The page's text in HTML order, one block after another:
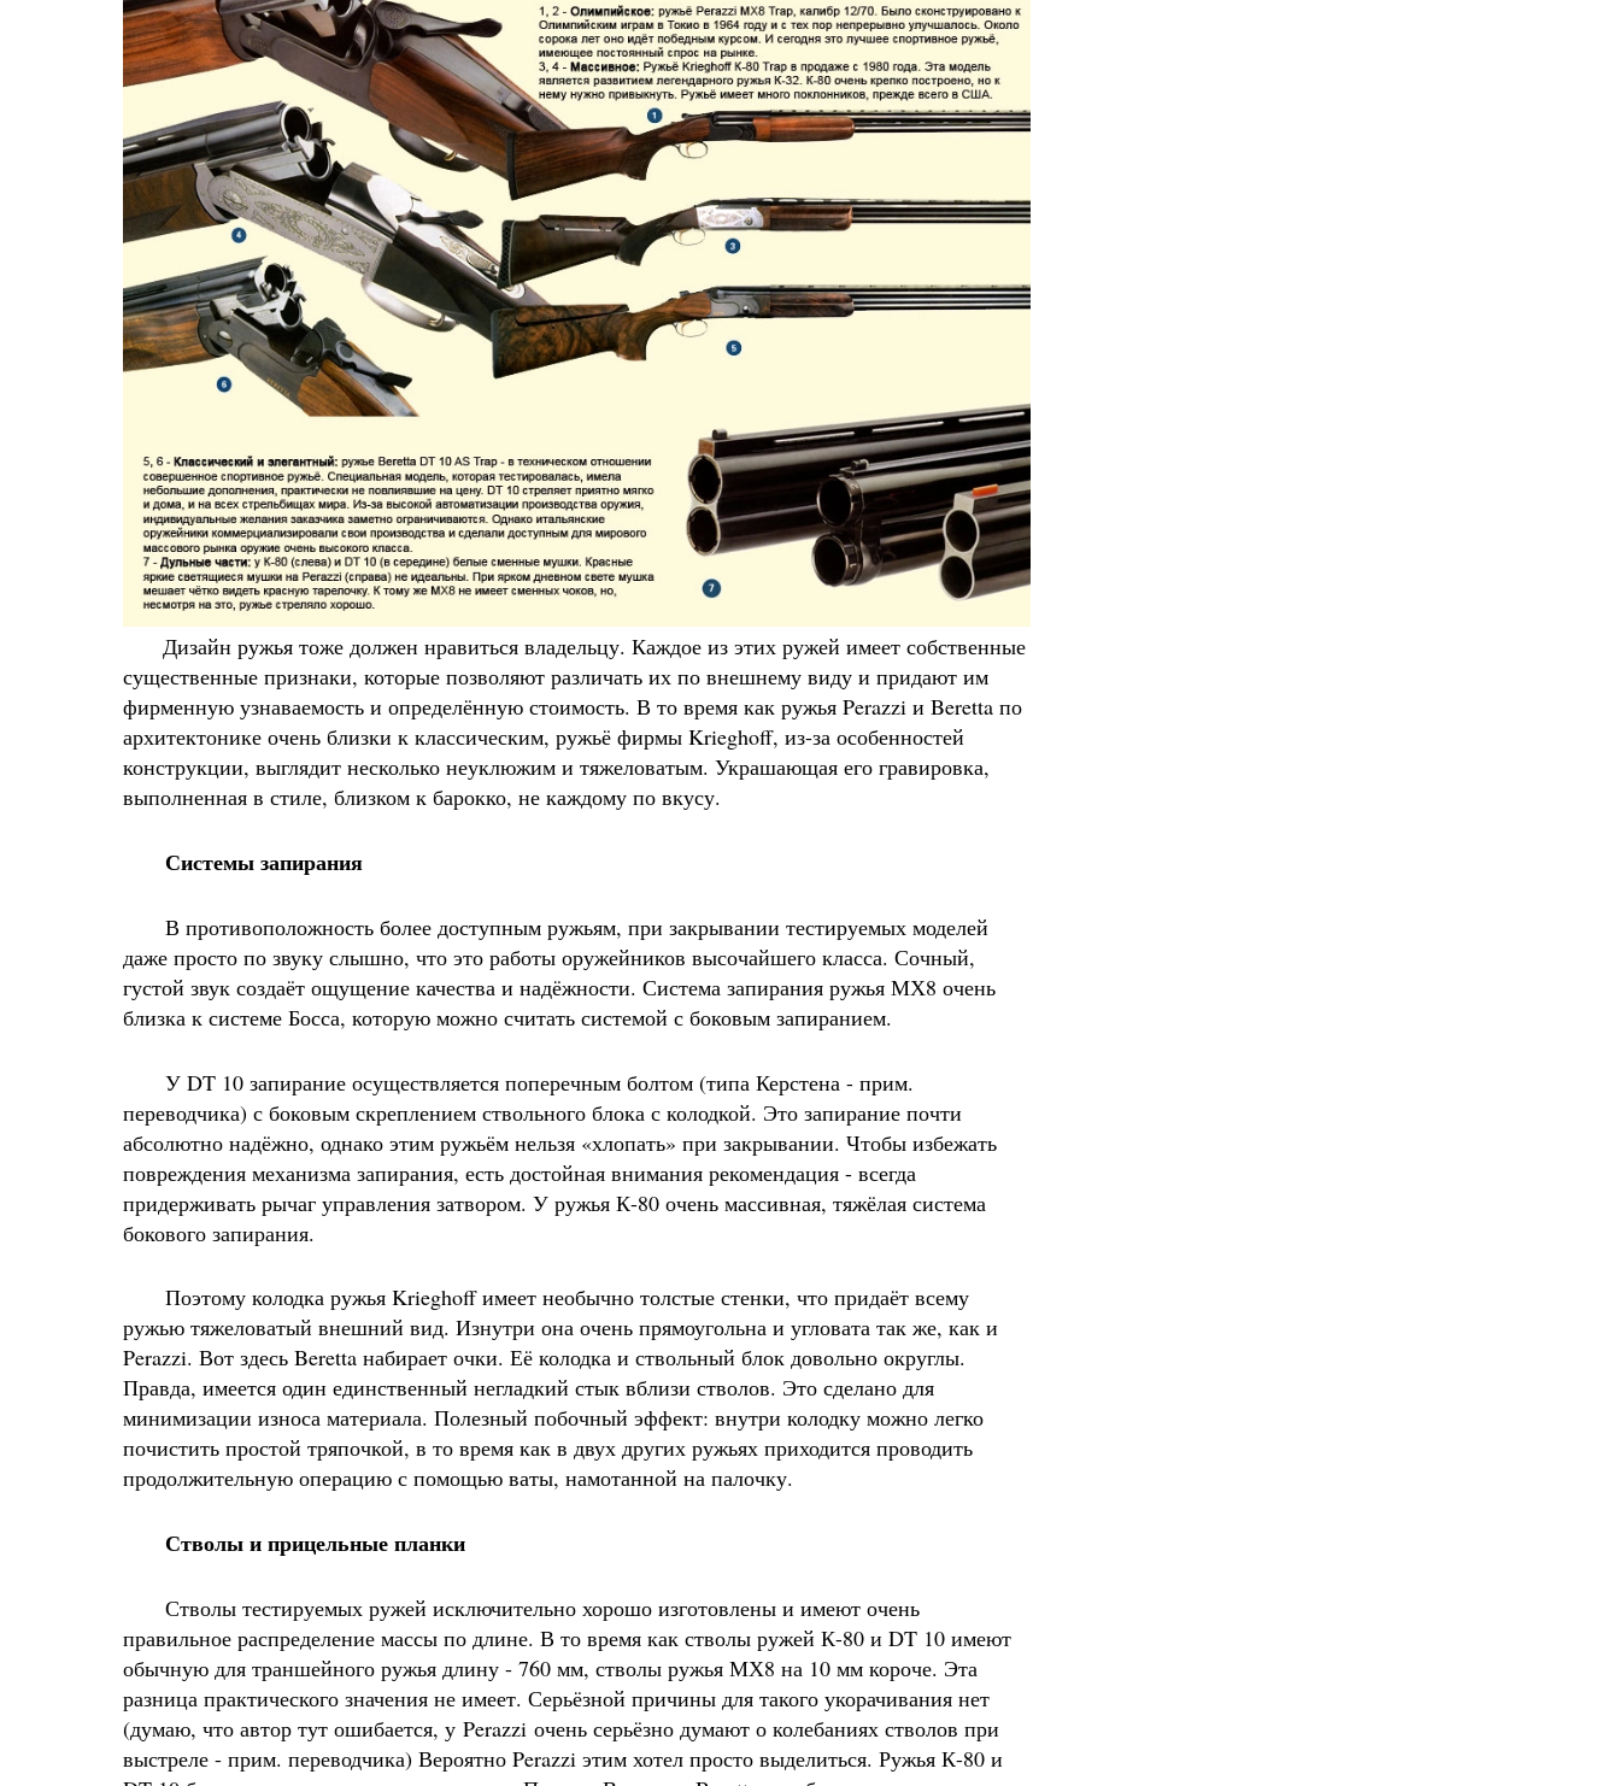
Дизайн ружья тоже должен нравиться владельцу. Каждое из этих ружей имеет собственные
существенные признаки, которые позволяют различать их по внешнему виду и придают им
фирменную узнаваемость и определённую стоимость. В то время как ружья Perazzi и Beretta по
архитектонике очень близки к классическим, ружьё фирмы Krieghoff, из-за особенностей
конструкции, выглядит несколько неуклюжим и тяжеловатым. Украшающая его гравировка,
выполненная в стиле, близком к барокко, не каждому по вкусу.
Системы запирания
В противоположность более доступным ружьям, при закрывании тестируемых моделей
даже просто по звуку слышно, что это работы оружейников высочайшего класса. Сочный,
густой звук создаёт ощущение качества и надёжности. Система запирания ружья МХ8 очень
близка к системе Босса, которую можно считать системой с боковым запиранием.
У DT 10 запирание осуществляется поперечным болтом (типа Керстена - прим.
переводчика) с боковым скреплением ствольного блока с колодкой. Это запирание почти
абсолютно надёжно, однако этим ружьём нельзя «хлопать» при закрывании. Чтобы избежать
повреждения механизма запирания, есть достойная внимания рекомендация - всегда
придерживать рычаг управления затвором. У ружья К-80 очень массивная, тяжёлая система
бокового запирания.
Поэтому колодка ружья Krieghoff имеет необычно толстые стенки, что придаёт всему
ружью тяжеловатый внешний вид. Изнутри она очень прямоугольна и угловата так же, как и
Perazzi. Вот здесь Beretta набирает очки. Её колодка и ствольный блок довольно округлы.
Правда, имеется один единственный негладкий стык вблизи стволов. Это сделано для
минимизации износа материала. Полезный побочный эффект: внутри колодку можно легко
почистить простой тряпочкой, в то время как в двух других ружьях приходится проводить
продолжительную операцию с помощью ваты, намотанной на палочку.
Стволы и прицельные планки
Стволы тестируемых ружей исключительно хорошо изготовлены и имеют очень
правильное распределение массы по длине. В то время как стволы ружей К-80 и DT 10 имеют
обычную для траншейного ружья длину - 760 мм, стволы ружья МХ8 на 10 мм короче. Эта
разница практического значения не имеет. Серьёзной причины для такого укорачивания нет
(думаю, что автор тут ошибается, у Perazzi очень серьёзно думают о колебаниях стволов при
выстреле - прим. переводчика) Вероятно Perazzi этим хотел просто выделиться. Ружья К-80 и